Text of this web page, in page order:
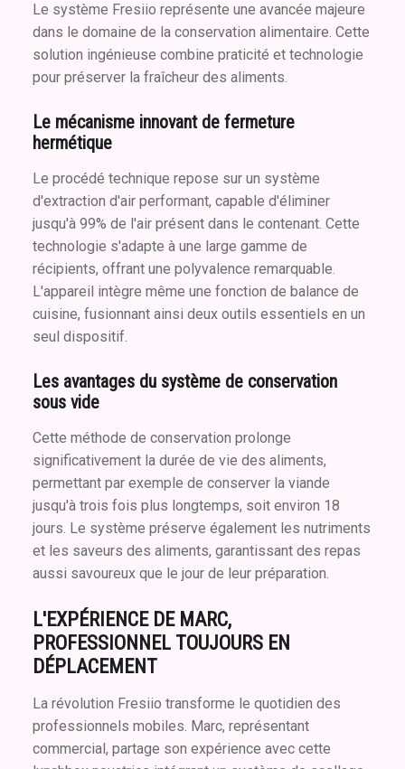
Le système Fresiio représente une avancée majeure
dans le domaine de la conservation alimentaire. Cette
solution ingénieuse combine praticité et technologie
pour préserver la fraîcheur des aliments.
Le mécanisme innovant de fermeture
hermétique
Le procédé technique repose sur un système
d'extraction d'air performant, capable d'éliminer
jusqu'à 99% de l'air présent dans le contenant. Cette
technologie s'adapte à une large gamme de
récipients, offrant une polyvalence remarquable.
L'appareil intègre même une fonction de balance de
cuisine, fusionnant ainsi deux outils essentiels en un
seul dispositif.
Les avantages du système de conservation
sous vide
Cette méthode de conservation prolonge
significativement la durée de vie des aliments,
permettant par exemple de conserver la viande
jusqu'à trois fois plus longtemps, soit environ 18
jours. Le système préserve également les nutriments
et les saveurs des aliments, garantissant des repas
aussi savoureux que le jour de leur préparation.
L'EXPÉRIENCE DE MARC,
PROFESSIONNEL TOUJOURS EN
DÉPLACEMENT
La révolution Fresiio transforme le quotidien des
professionnels mobiles. Marc, représentant
commercial, partage son expérience avec cette